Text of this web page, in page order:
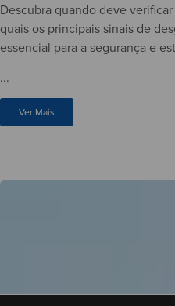
Descubra quando deve
quais os principais sinais de
essencial para a segurança e
...
Ver Mais